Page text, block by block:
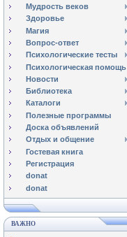
Мудрость веков
Здоровье
Магия
Вопрос-ответ
Психологические тесты
Психологическая помощь
Новости
Библиотека
Каталоги
Полезные программы
Доска объявлений
Отдых и общение
Гостевая книга
Регистрация
donat
donat
ВАЖНО